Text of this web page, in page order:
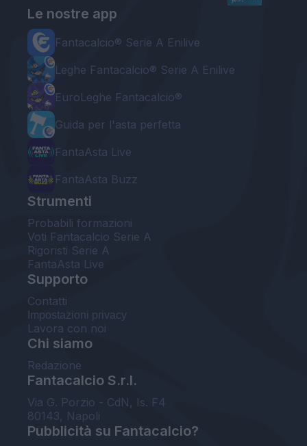
Le nostre app
Fantacalcio® Serie A Enilive
Leghe Fantacalcio® Serie A Enilive
EuroLeghe Fantacalcio®
Guida per l'asta perfetta
FantaAsta Live
FantaAsta Buzz
Strumenti
Probabili formazioni
Voti Fantacalcio Serie A
Rigoristi Serie A
FantaAsta Live
Supporto
Contatti
Impostazioni privacy
Lavora con noi
Chi siamo
Redazione
Fantacalcio S.r.l.
Via G. Porzio - CdN, Is. F4
80143, Napoli
Pubblicità su Fantacalcio?